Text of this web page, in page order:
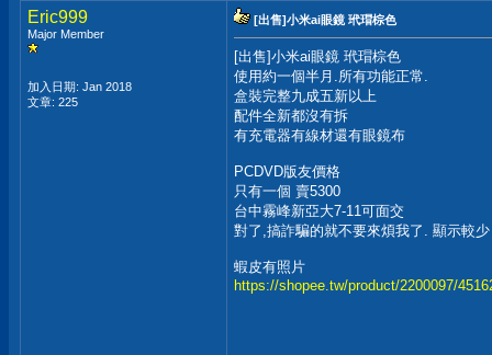
Eric999
Major Member
加入日期: Jan 2018
文章: 225
[出售]小米ai眼鏡 玳瑁棕色
[出售]小米ai眼鏡 玳瑁棕色
使用約一個半月.所有功能正常.
盒裝完整九成五新以上
配件全新都沒有拆
有充電器有線材還有眼鏡布
PCDVD版友價格
只有一個 賣5300
台中霧峰新亞大7-11可面交
對了,搞詐騙的就不要來煩我了. 顯示較少
蝦皮有照片
https://shopee.tw/product/2200097/